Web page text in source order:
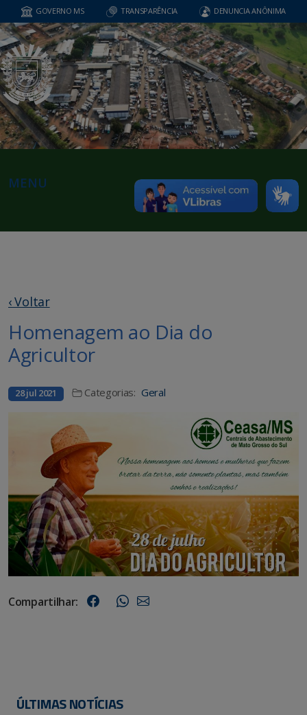
GOVERNO MS TRANSPARÊNCIA DENUNCIA ANÔNIMA
MENU
‹ Voltar
Homenagem ao Dia do
Agricultor
28 jul 2021 Categorias: Geral
Compartilhar:
ÚLTIMAS NOTÍCIAS